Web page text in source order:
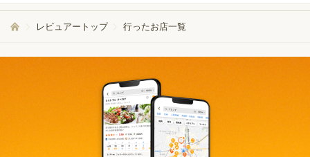
レビュアートップ 行ったお店一覧